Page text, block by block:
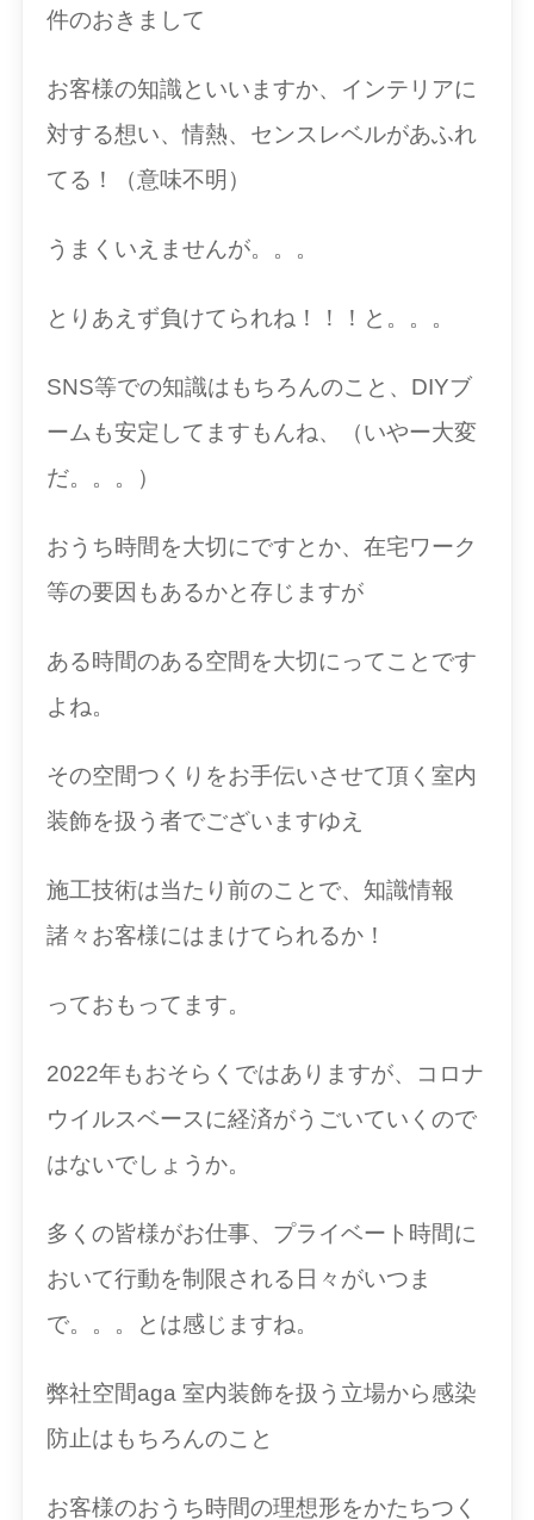
件のおきまして
お客様の知識といいますか、インテリアに
対する想い、情熱、センスレベルがあふれ
てる！（意味不明）
うまくいえませんが。。。
とりあえず負けてられね！！！と。。。
SNS等での知識はもちろんのこと、DIYブ
ームも安定してますもんね、（いやー大変
だ。。。）
おうち時間を大切にですとか、在宅ワーク
等の要因もあるかと存じますが
ある時間のある空間を大切にってことです
よね。
その空間つくりをお手伝いさせて頂く室内
装飾を扱う者でございますゆえ
施工技術は当たり前のことで、知識情報
諸々お客様にはまけてられるか！
っておもってます。
2022年もおそらくではありますが、コロナ
ウイルスベースに経済がうごいていくので
はないでしょうか。
多くの皆様がお仕事、プライベート時間に
おいて行動を制限される日々がいつま
で。。。とは感じますね。
弊社空間aga 室内装飾を扱う立場から感染
防止はもちろんのこと
お客様のおうち時間の理想形をかたちつく